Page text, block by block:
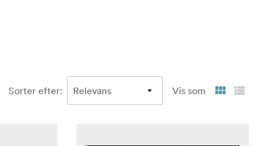
Sorter efter: Vis som